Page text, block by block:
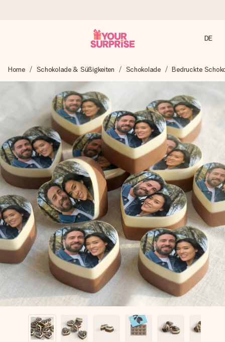
Wir bereiten dein Geschenk sorgfältig vor und schicken es
blitzschnell – damit du es genau zum richtigen Zeitpunkt
überreichen kannst, wenn es am meisten zählt.
4,7 (basierend auf +15.000 Bewertungen)
Unsere Geschenke begeistern. Kunden bewerten uns mit
4,7 bei Google Reviews (Gesamtergebnis aller Länder, in
die wir versenden).
Mit Liebe gemacht, im Handumdrehen
Erstelle etwas Einzigartiges in wenigen Schritten – mit
ihrem Namen, deinem Foto oder einer Nachricht von
Herzen. Kein Stress, nur pure Liebe für den perfekten
Moment.
DE
Home Schokolade & Süßigkeiten Schokolade Bedruckte